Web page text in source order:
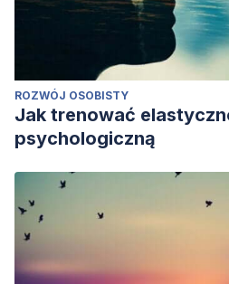
ROZWÓJ OSOBISTY
Jak trenować
psychologiczną